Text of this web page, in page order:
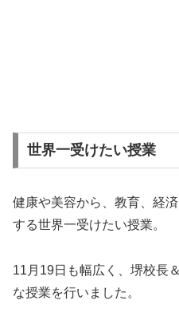
世界一受けたい授業
健康や美容から、教育、経
する世界一受けたい授業。
11月19日も幅広く、堺校長
な授業を行いました。